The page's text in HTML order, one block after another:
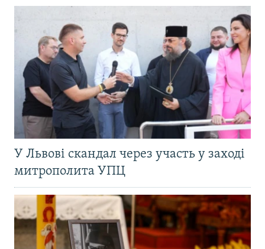
У Львові скандал через участь у заході
митрополита УПЦ